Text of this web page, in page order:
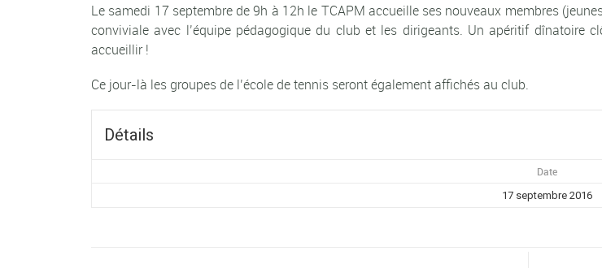
Le samedi 17 septembre de 9h à 12h le TCAPM accueille ses nouveaux membres
conviviale avec l’équipe pédagogique du club et les dirigeants. Un apéritif dînatoire
accueillir !
Ce jour-là les groupes de l’école de tennis seront également affichés au club.
Détails
Date
17 septembre 2016